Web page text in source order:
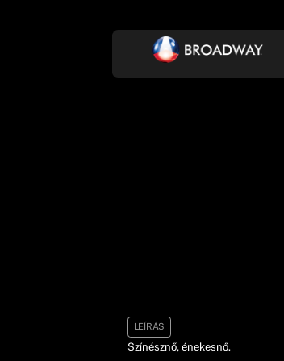
LEÍRÁS
Színésznő, énekesnő.